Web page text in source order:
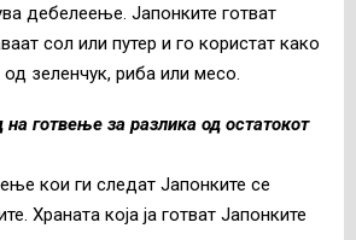
дебелеење. Јапонките готват
сол или путер и го користат како
зеленчук, риба или месо.
готвење за разлика од остатокот
кои ги следат Јапонките се
Храната која ја готват Јапонките